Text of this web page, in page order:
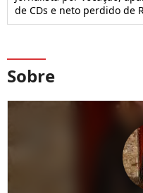
de CDs e neto perdido de
Sobre